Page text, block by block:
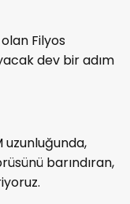
olan Filyos
dev bir adım
uzunluğunda,
barındıran,